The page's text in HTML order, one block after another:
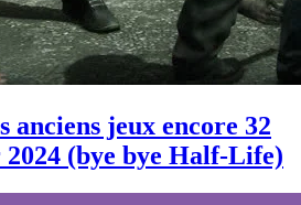
anciens jeux encore 32
(bye bye Half-Life)